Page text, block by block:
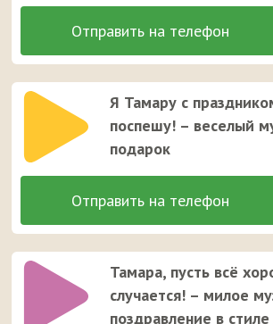
Я Тамару с
поспешу! – веселый
подарок
Тамара, пусть всё
случается! – милое
поздравление в